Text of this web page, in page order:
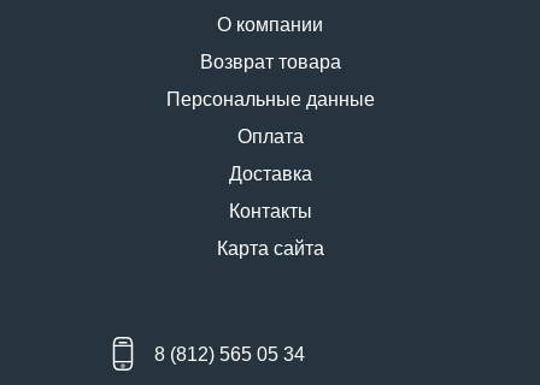
О компании
Возврат товара
Персональные данные
Оплата
Доставка
Контакты
Карта сайта
8 (812) 565 05 34